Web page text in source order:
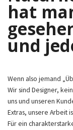
hat
und
Wenn also jemand
Wir sind Designer,
uns und unseren
Extras, unsere Arbeit
Für ein